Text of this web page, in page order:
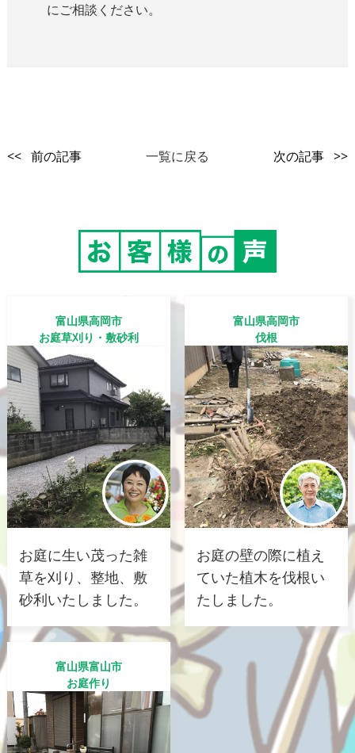
にご相談ください。
<< 前の記事 一覧に戻る 次の記事 >>
富山県高岡市
お庭草刈り・敷砂利
お庭に生い茂った雑
草を刈り、整地、敷
砂利いたしました。
富山県高岡市
伐根
お庭の壁の際に植え
ていた植木を伐根い
たしました。
富山県富山市
お庭作り